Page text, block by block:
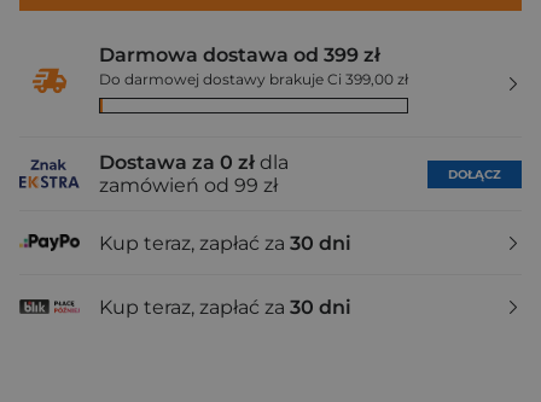
Darmowa dostawa od 399 zł
Do darmowej dostawy brakuje Ci 399,00 zł
Dostawa za 0 zł dla
zamówień od 99 zł
DOŁĄCZ
Kup teraz, zapłać za 30 dni
Kup teraz, zapłać za 30 dni